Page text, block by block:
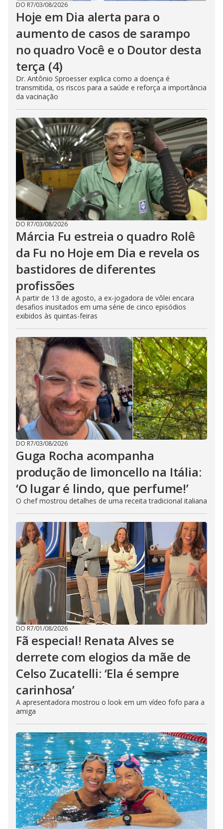
DO R7/03/08/2026
Hoje em Dia alerta para o
aumento de casos de sarampo
no quadro Você e o Doutor desta
terça (4)
Dr. Antônio Sproesser explica como a doença é
transmitida, os riscos para a saúde e reforça a importância
da vacinação
DO R7/03/08/2026
Márcia Fu estreia o quadro Rolê
da Fu no Hoje em Dia e revela os
bastidores de diferentes
profissões
A partir de 13 de agosto, a ex-jogadora de vôlei encara
desafios inusitados em uma série de cinco episódios
exibidos às quintas-feiras
DO R7/03/08/2026
Guga Rocha acompanha
produção de limoncello na Itália:
‘O lugar é lindo, que perfume!’
O chef mostrou detalhes de uma receita tradicional italiana
DO R7/01/08/2026
Fã especial! Renata Alves se
derrete com elogios da mãe de
Celso Zucatelli: ‘Ela é sempre
carinhosa’
A apresentadora mostrou o look em um vídeo fofo para a
amiga